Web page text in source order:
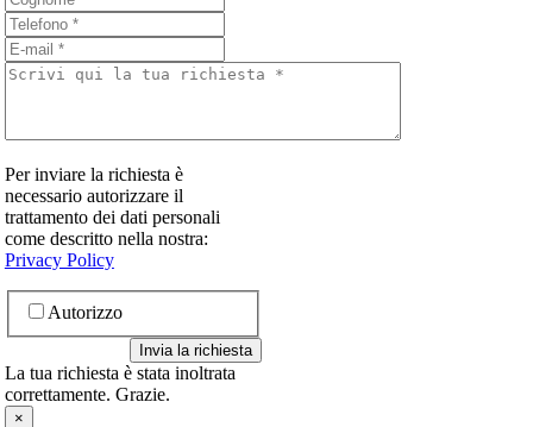
Per inviare la richiesta è
necessario autorizzare il
trattamento dei dati personali
come descritto nella nostra:
Privacy Policy
Autorizzo
Invia la richiesta
La tua richiesta è stata inoltrata
correttamente. Grazie.
×